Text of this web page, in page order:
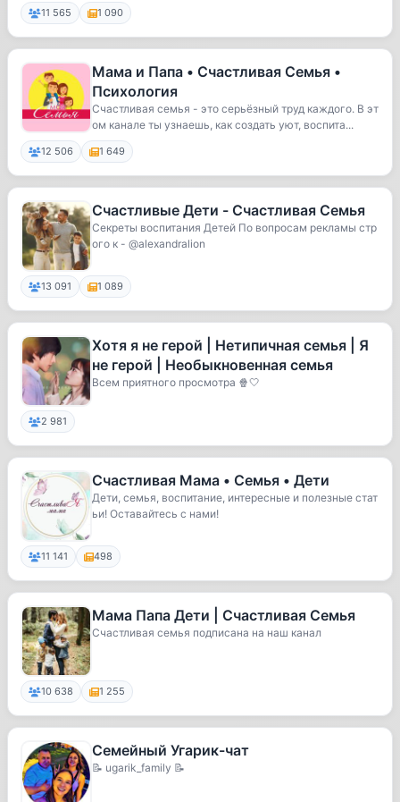
11 565 1 090
Мама и Папа • Счастливая Семья •
Психология
Счастливая семья - это серьёзный труд каждого. В эт
ом канале ты узнаешь, как создать уют, воспита...
12 506 1 649
Счастливые Дети - Счастливая Семья
Секреты воспитания Детей По вопросам рекламы стр
ого к - @alexandralion
13 091 1 089
Хотя я не герой | Нетипичная семья | Я
не герой | Необыкновенная семья
Всем приятного просмотра 🍿🤍
2 981
Счастливая Мама • Семья • Дети
Дети, семья, воспитание, интересные и полезные стат
ьи! Оставайтесь с нами!
11 141 498
Мама Папа Дети | Счастливая Семья
Счастливая семья подписана на наш канал
10 638 1 255
Семейный Угарик-чат
📝 ugarik_family 📝